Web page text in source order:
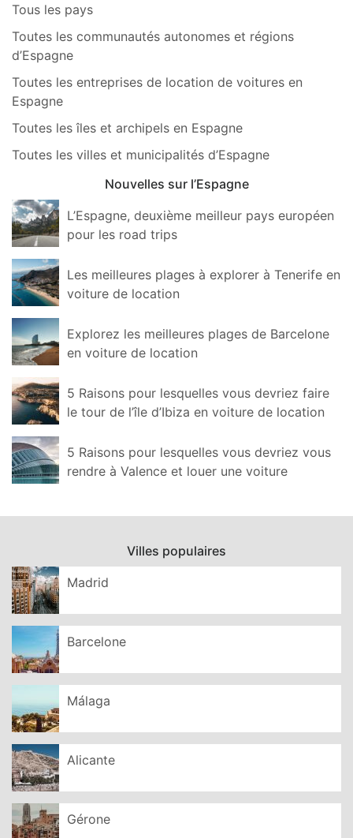
Tous les pays
Toutes les communautés autonomes et régions
d’Espagne
Toutes les entreprises de location de voitures en
Espagne
Toutes les îles et archipels en Espagne
Toutes les villes et municipalités d’Espagne
Nouvelles sur l’Espagne
L’Espagne, deuxième meilleur pays européen
pour les road trips
Les meilleures plages à explorer à Tenerife en
voiture de location
Explorez les meilleures plages de Barcelone
en voiture de location
5 Raisons pour lesquelles vous devriez faire
le tour de l’île d’Ibiza en voiture de location
5 Raisons pour lesquelles vous devriez vous
rendre à Valence et louer une voiture
Villes populaires
Madrid
Barcelone
Málaga
Alicante
Gérone